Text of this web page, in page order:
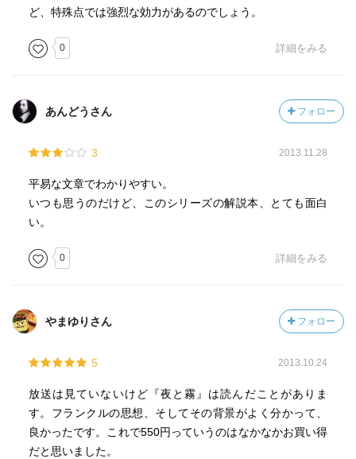
ど、特殊点では強烈な効力があるのでしょう。
0 詳細をみる
あんどうさん フォロー
3 2013.11.28
平易な文章でわかりやすい。
いつも思うのだけど、このシリーズの解説本、とても面白
い。
0 詳細をみる
やまゆりさん フォロー
5 2013.10.24
放送は見ていないけど『夜と霧』は読んだことがありま
す。フランクルの思想、そしてその背景がよく分かって、
良かったです。これで550円っていうのはなかなかお買い得
だと思いました。